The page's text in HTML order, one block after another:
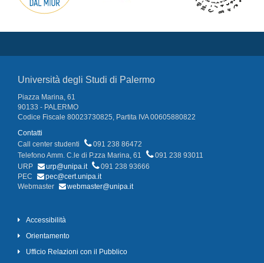
Università degli Studi di Palermo
Piazza Marina, 61
90133 - PALERMO
Codice Fiscale 80023730825, Partita IVA 00605880822
Contatti
Call center studenti
091 238 86472
Telefono Amm. C.le di P.zza Marina, 61
091 238 93011
URP
urp@unipa.it
091 238 93666
PEC
pec@cert.unipa.it
Webmaster
webmaster@unipa.it
Accessibilità
Orientamento
Ufficio Relazioni con il Pubblico